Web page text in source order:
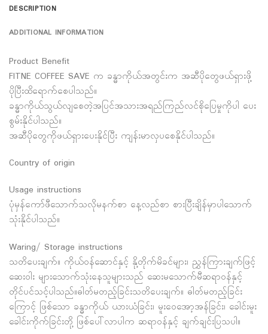
DESCRIPTION
ADDITIONAL INFORMATION
Product Benefit
FITNE COFFEE SAVE က ခန္ဓာကိုယ်အတွင်းက အဆီပိုတွေဖယ်ရှားဖို့
ပိုပြီးထိရောက်စေပါသည်။
ခန္ဓာကိုယ်သွယ်လျစေတဲ့အပြင်အသားအရည်ကြည်လင်စိုပြေမှုကိုပါ ပေး
စွမ်းနိုင်ပါသည်။
အဆီပိုတွေကိုဖယ်ရှားပေးနိုင်ပြီး ကျန်းမာလှပစေနိုင်ပါသည်။
Country of origin
Usage instructions
ပုံမှန်ကော်ဖီသောက်သလိုမနက်စာ နေ့လည်စာ စားပြီးချိန်မှာပါသောက်
သုံးနိုင်ပါသည်။
Waring/ Storage instructions
သတိပေးချက်။ ကိုယ်ဝန်ဆောင်နှင့် နို့တိုက်မိခင်များ၊ ညွှန်ကြားချက်ဖြင့်
ဆေးဝါး များသောက်သုံးနေသူများသည် ဆေးမသောက်မီဆရာဝန်နှင့်
တိုင်ပင်သင့်ပါသည်။ဓါတ်မတည့်ခြင်းသတိပေးချက်။ ဓါတ်မတည့်ခြင်း
ကြောင့် ဖြစ်သော ခန္ဓာကိုယ် ယားယံခြင်း၊ မူးဝေအော့အန်ခြင်း၊ ခေါင်းမူး
ခေါင်းကိုက်ခြင်းတို့ ဖြစ်ပေါ်လာပါက ဆရာဝန်နှင့် ချက်ချင်းပြသပါ။